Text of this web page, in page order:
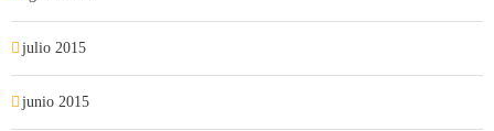
julio 2015
junio 2015